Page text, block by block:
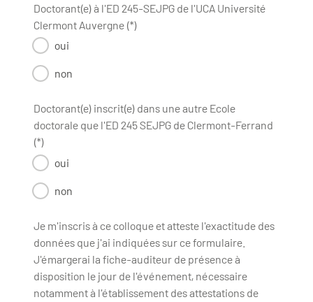
Doctorant(e) à l'ED 245-SEJPG de l'UCA Université
Clermont Auvergne (*)
oui
non
Doctorant(e) inscrit(e) dans une autre Ecole
doctorale que l'ED 245 SEJPG de Clermont-Ferrand
(*)
oui
non
Je m'inscris à ce colloque et atteste l'exactitude des
données que j'ai indiquées sur ce formulaire.
J'émargerai la fiche-auditeur de présence à
disposition le jour de l'événement, nécessaire
notamment à l'établissement des attestations de